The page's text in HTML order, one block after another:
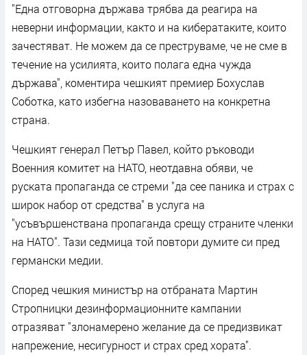
"Една отговорна държава трябва да реагира на
неверни информации, както и на кибератаките, които
зачестяват. Не можем да се преструваме, че не сме в
течение на усилията, които полага една чужда
държава", коментира чешкият премиер Бохуслав
Соботка, като избегна назоваването на конкретна
страна.
Чешкият генерал Петър Павел, който ръководи
Военния комитет на НАТО, неотдавна обяви, че
руската пропаганда се стреми "да сее паника и страх с
широк набор от средства" в услуга на
"усъвършенствана пропаганда срещу страните членки
на НАТО". Тази седмица той повтори думите си пред
германски медии.
Според чешкия министър на отбраната Мартин
Стропницки дезинформационните кампании
отразяват "злонамерено желание да се предизвикат
напрежение, несигурност и страх сред хората".